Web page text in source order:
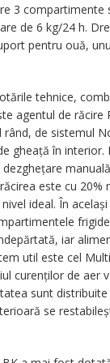
3 compartimente
de 6 kg/24 h.
pentru ouă,
tehnice,
agentul de răcire
rând, de sistemul
gheață în interior.
este cu 20%
ideal. În
iar
util este cel
curenților de aer
sunt
se